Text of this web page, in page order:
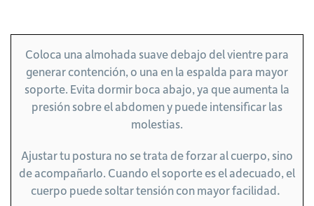
Coloca una almohada suave debajo del vientre para
generar contención, o una en la espalda para mayor
soporte. Evita dormir boca abajo, ya que aumenta la
presión sobre el abdomen y puede intensificar las
molestias.
Ajustar tu postura no se trata de forzar al cuerpo, sino
de acompañarlo. Cuando el soporte es el adecuado, el
cuerpo puede soltar tensión con mayor facilidad.